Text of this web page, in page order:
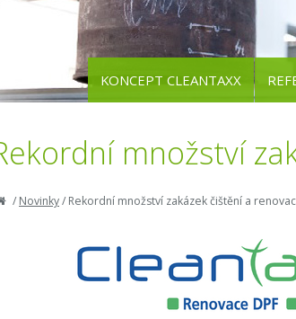
množství
/Novinky/Rekordní množství zakázek čištění a
KONCEPT CLEANTAXX